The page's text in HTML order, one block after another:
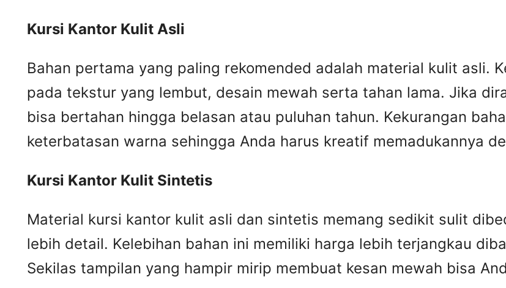
Kursi Kantor Kulit Asli
Bahan pertama yang paling rekomended adalah material kulit asli.
pada tekstur yang lembut, desain mewah serta tahan lama. Jika
bisa bertahan hingga belasan atau puluhan tahun. Kekurangan
keterbatasan warna sehingga Anda harus kreatif memadukannya
Kursi Kantor Kulit Sintetis
Material kursi kantor kulit asli dan sintetis memang sedikit sulit
lebih detail. Kelebihan bahan ini memiliki harga lebih terjangkau
Sekilas tampilan yang hampir mirip membuat kesan mewah bisa